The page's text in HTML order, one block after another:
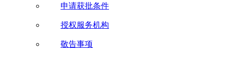
申请获批条件
授权服务机构
敬告事项